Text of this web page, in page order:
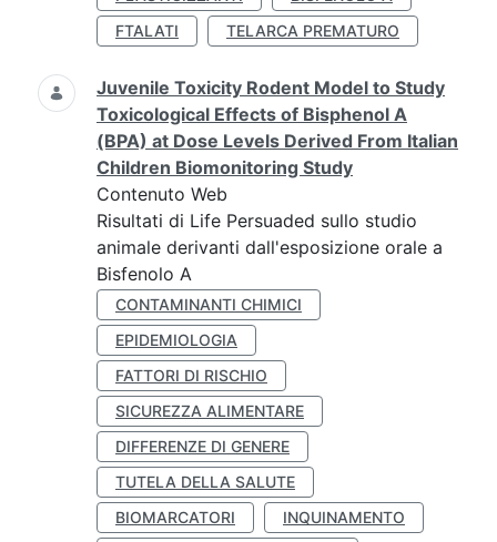
FTALATI
TELARCA PREMATURO
Juvenile Toxicity Rodent Model to Study
Toxicological Effects of Bisphenol A
(BPA) at Dose Levels Derived From Italian
Children Biomonitoring Study
Contenuto Web
Risultati di Life Persuaded sullo studio
animale derivanti dall'esposizione orale a
Bisfenolo A
CONTAMINANTI CHIMICI
EPIDEMIOLOGIA
FATTORI DI RISCHIO
SICUREZZA ALIMENTARE
DIFFERENZE DI GENERE
TUTELA DELLA SALUTE
BIOMARCATORI
INQUINAMENTO